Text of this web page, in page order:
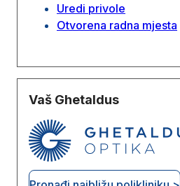
Uredi privole
Otvorena radna mjesta
Vaš Ghetaldus